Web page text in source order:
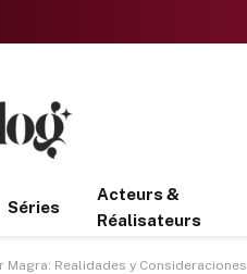
Séries
Acteurs &
Réalisateurs
Magra: Realidades y Consideraciones